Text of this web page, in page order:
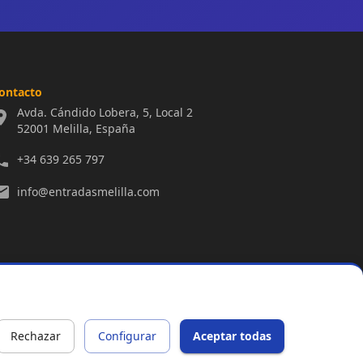
Avda. Cándido Lobera, 5, Local 2
52001 Melilla, España
+34 639 265 797
info@entradasmelilla.com
Accesibilidad
Rechazar Configurar Aceptar todas